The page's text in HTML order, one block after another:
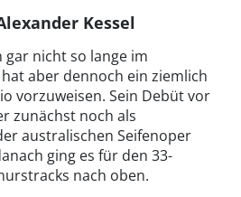
Kessel
gar nicht so lange im
aber dennoch ein ziemlich
vorzuweisen. Sein Debüt vor
zunächst noch als
australischen Seifenoper
ging es für den 33-
nach oben.